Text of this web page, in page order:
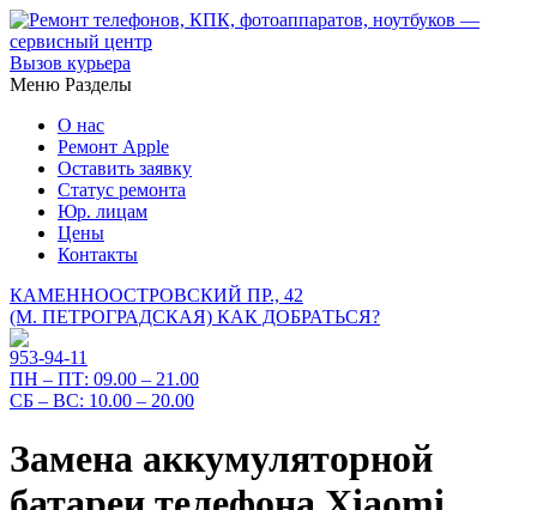
Вызов курьера
Меню Разделы
О нас
Ремонт Apple
Оставить заявку
Статус ремонта
Юр. лицам
Цены
Контакты
КАМЕННООСТРОВСКИЙ ПР., 42
(М. ПЕТРОГРАДСКАЯ) КАК ДОБРАТЬСЯ?
953-94-11
ПН – ПТ: 09.00 – 21.00
СБ – ВС: 10.00 – 20.00
Замена аккумуляторной